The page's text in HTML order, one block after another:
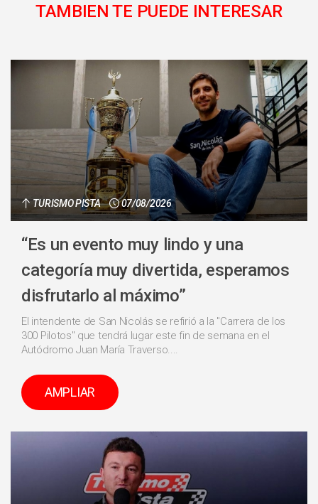
TAMBIEN TE PUEDE INTERESAR
TURISMO PISTA 07/08/2026
“Es un evento muy lindo y una
categoría muy divertida, esperamos
disfrutarlo al máximo”
El intendente de San Nicolás se refirió a la "Carrera de los
300 Pilotos" que tendrá lugar este fin de semana en el
Autódromo Juan María Traverso....
AMPLIAR